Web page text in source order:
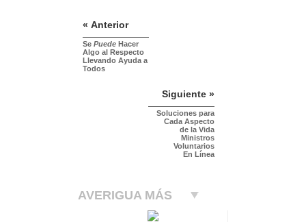
« Anterior
Se Puede Hacer
Algo al Respecto
Llevando Ayuda a
Todos
Siguiente »
Soluciones para
Cada Aspecto
de la Vida
Ministros
Voluntarios
En Línea
AVERIGUA MÁS